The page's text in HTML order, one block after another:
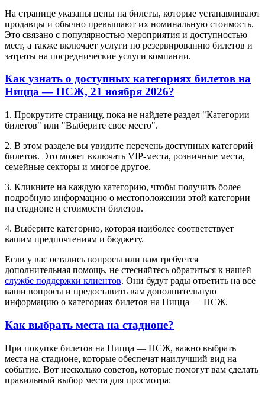
На странице указаны цены на билеты, которые устанавливают
продавцы и обычно превышают их номинальную стоимость.
Это связано с популярностью мероприятия и доступностью
мест, а также включает услуги по резервированию билетов и
затраты на посреднические услуги компании.
Как узнать о доступных категориях билетов на
Ницца — ПСЖ, 21 ноября 2026?
1. Прокрутите страницу, пока не найдете раздел "Категории
билетов" или "Выберите свое место".
2. В этом разделе вы увидите перечень доступных категорий
билетов. Это может включать VIP-места, розничные места,
семейные секторы и многое другое.
3. Кликните на каждую категорию, чтобы получить более
подробную информацию о местоположении этой категории
на стадионе и стоимости билетов.
4. Выберите категорию, которая наиболее соответствует
вашим предпочтениям и бюджету.
Если у вас остались вопросы или вам требуется
дополнительная помощь, не стесняйтесь обратиться к нашей
службе поддержки клиентов. Они будут рады ответить на все
ваши вопросы и предоставить вам дополнительную
информацию о категориях билетов на Ницца — ПСЖ.
Как выбрать места на стадионе?
При покупке билетов на Ницца — ПСЖ, важно выбрать
места на стадионе, которые обеспечат наилучший вид на
событие. Вот несколько советов, которые помогут вам сделать
правильный выбор места для просмотра: